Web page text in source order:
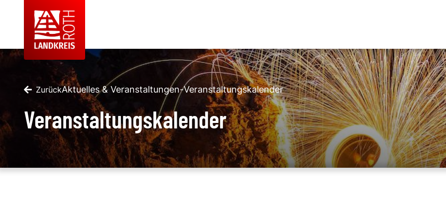
ZurückAktuelles & Veranstaltungen-Veranstaltungskalender
Veranstaltungskalender